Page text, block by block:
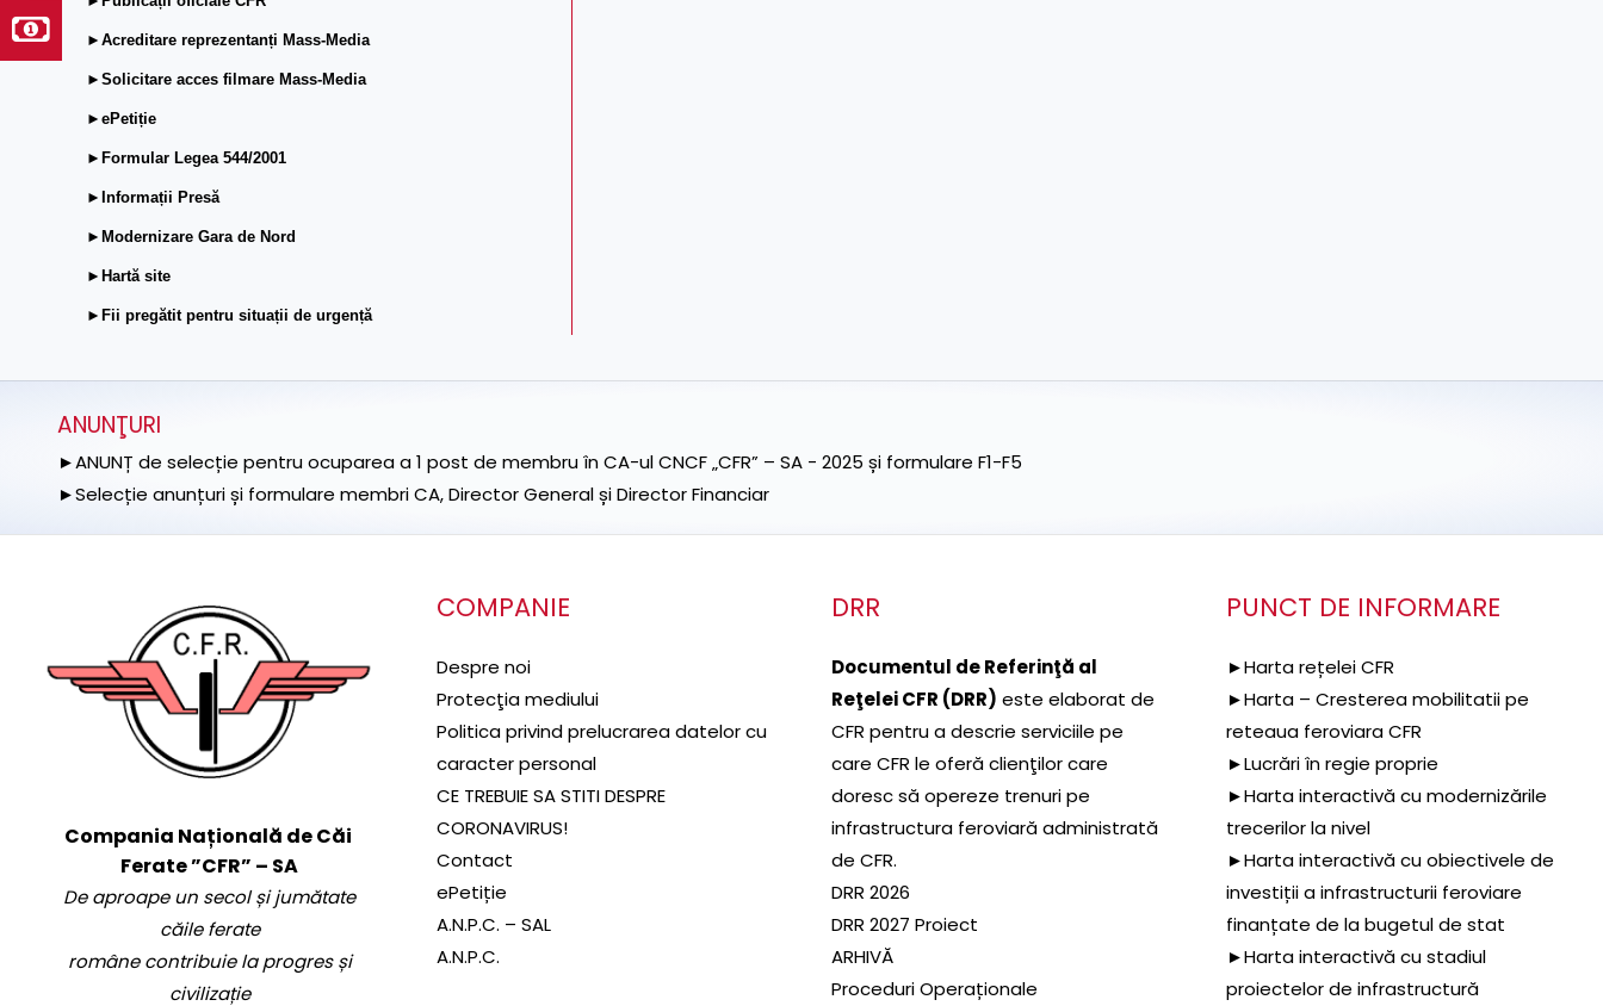
►Acreditare reprezentanți Mass-Media
►Solicitare acces filmare Mass-Media
►ePetiție
►Formular Legea 544/2001
►Informații Presă
►Modernizare Gara de Nord
►Hartă site
►Fii pregătit pentru situații de urgență
ANUNŢURI
►ANUNȚ de selecție pentru ocuparea a 1 post de membru în CA-ul CNCF „CFR” – SA - 2025 și formulare F1-F5
►Selecție anunțuri și formulare membri CA, Director General și Director Financiar
Compania Națională de Căi
Ferate ”CFR” – SA
De aproape un secol și jumătate
căile ferate
române contribuie la progres și
civilizație
COMPANIE
Despre noi
Protecţia mediului
Politica privind prelucrarea datelor cu
caracter personal
CE TREBUIE SA STITI DESPRE
CORONAVIRUS!
Contact
ePetiție
A.N.P.C. – SAL
A.N.P.C.
DRR
Documentul de Referinţă al
Reţelei CFR (DRR) este elaborat de
CFR pentru a descrie serviciile pe
care CFR le oferă clienţilor care
doresc să opereze trenuri pe
infrastructura feroviară administrată
de CFR.
DRR 2026
DRR 2027 Proiect
ARHIVĂ
Proceduri Operaționale
PUNCT DE INFORMARE
►Harta rețelei CFR
►Harta – Cresterea mobilitatii pe
reteaua feroviara CFR
►Lucrări în regie proprie
►Harta interactivă cu modernizările
trecerilor la nivel
►Harta interactivă cu obiectivele de
investiții a infrastructurii feroviare
finanțate de la bugetul de stat
►Harta interactivă cu stadiul
proiectelor de infrastructură